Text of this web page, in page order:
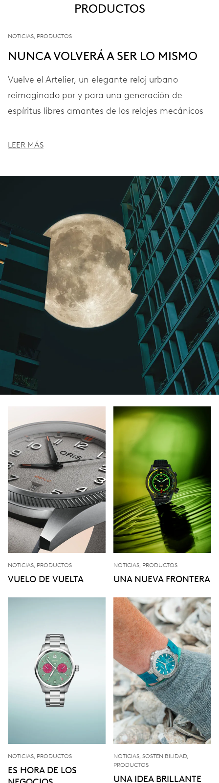
PRODUCTOS
NOTICIAS, PRODUCTOS
NUNCA VOLVERÁ A SER LO MISMO
Vuelve el Artelier, un elegante reloj urbano
reimaginado por y para una generación de
espíritus libres amantes de los relojes mecánicos
LEER MÁS
NOTICIAS, PRODUCTOS
VUELO DE VUELTA
NOTICIAS, PRODUCTOS
UNA NUEVA FRONTERA
NOTICIAS, PRODUCTOS
ES HORA DE LOS
NOTICIAS, SOSTENIBILIDAD,
PRODUCTOS
UNA IDEA BRILLANTE